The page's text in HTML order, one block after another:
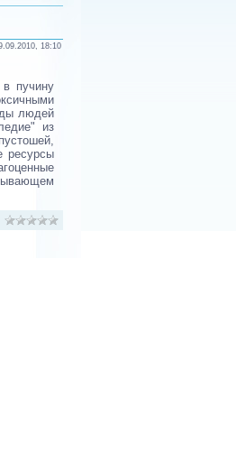
18:10
в пучину
людей
из
ресурсы